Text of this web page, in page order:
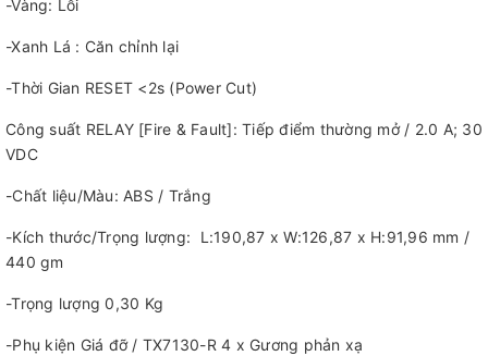
-Vàng: Lỗi
-Xanh Lá : Căn chỉnh lại
-Thời Gian RESET <2s (Power Cut)
Công suất RELAY [Fire & Fault]: Tiếp điểm thường mở / 2.0 A; 30
VDC
-Chất liệu/Màu: ABS / Trắng
-Kích thước/Trọng lượng: L:190,87 x W:126,87 x H:91,96 mm /
440 gm
-Trọng lượng 0,30 Kg
-Phụ kiện Giá đỡ / TX7130-R 4 x Gương phản xạ